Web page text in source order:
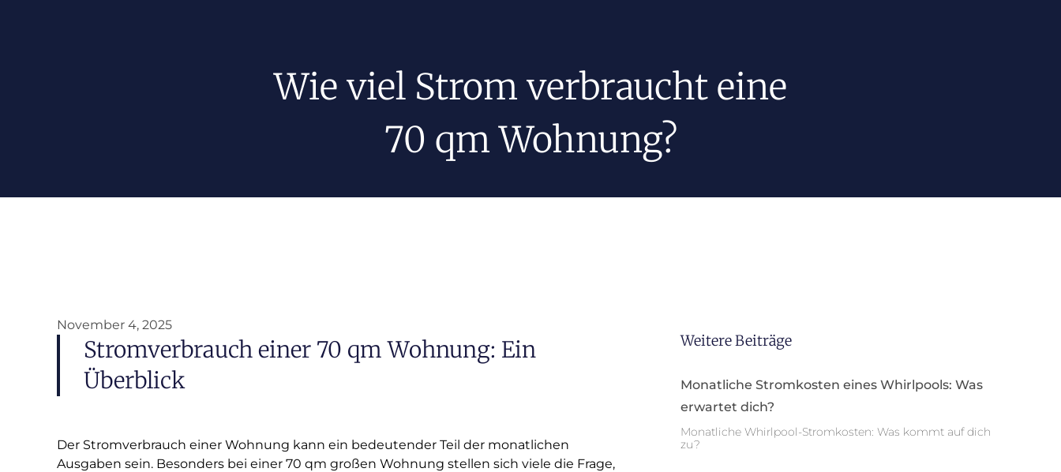
Wie viel Strom verbraucht eine
70 qm Wohnung?
November 4, 2025
Stromverbrauch einer 70 qm Wohnung: Ein
Überblick
Der Stromverbrauch einer Wohnung kann ein bedeutender Teil der monatlichen
Ausgaben sein. Besonders bei einer 70 qm großen Wohnung stellen sich viele die Frage,
Weitere Beiträge
Monatliche Stromkosten eines Whirlpools: Was
erwartet dich?
Monatliche Whirlpool-Stromkosten: Was kommt auf dich
zu?